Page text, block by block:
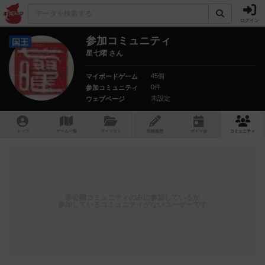
ログイン
国王 参加コミュニティ
星七曜 さん
マイボードゲーム
45個
参加コミュニティ
0件
ウェブページ
未設定
トップ ゲーム一覧 マイリスト 投稿履歴 ボ ドゲ コミュニティ